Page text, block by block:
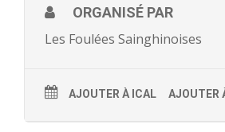
- - Espace jeunes 12 / 17 ans
- - Conseil Municipal Enfants
ORGANISÉ PAR
Les Foulées Sainghinoises
AJOUTER À ICAL AJOUTER